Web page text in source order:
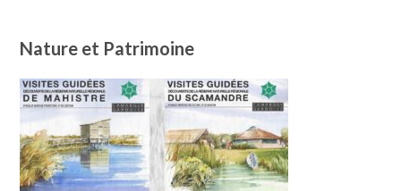
Nature et Patrimoine